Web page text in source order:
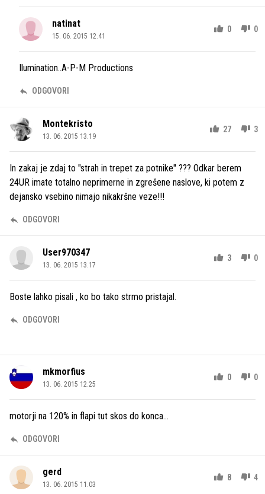
natinat
15. 06. 2015 12.41
0 0
Ilumination..A-P-M Productions
ODGOVORI
Montekristo
13. 06. 2015 13.19
27 3
In zakaj je zdaj to "strah in trepet za potnike" ??? Odkar berem
24UR imate totalno neprimerne in zgrešene naslove, ki potem z
dejansko vsebino nimajo nikakršne veze!!!
ODGOVORI
User970347
13. 06. 2015 13.17
3 0
Boste lahko pisali , ko bo tako strmo pristajal.
ODGOVORI
mkmorfius
13. 06. 2015 12.25
0 0
motorji na 120% in flapi tut skos do konca...
ODGOVORI
gerd
13. 06. 2015 11.03
8 4